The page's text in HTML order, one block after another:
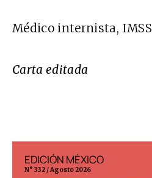
Médico internista, IMSS
Carta editada
EDICIÓN MÉXICO
N° 332 / Agosto 2026